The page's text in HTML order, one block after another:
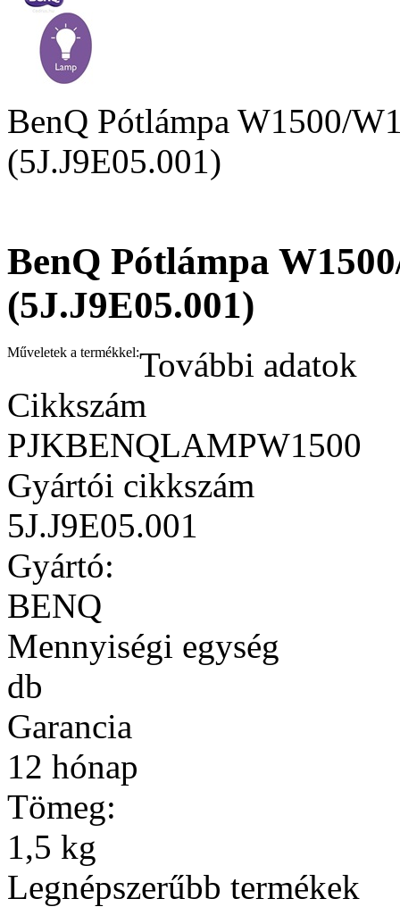
BenQ Pótlámpa W1500/
(5J.J9E05.001)
BenQ Pótlámpa
(5J.J9E05.001)
Műveletek a termékkel:További adatok
Cikkszám
PJKBENQLAMPW1500
Gyártói cikkszám
5J.J9E05.001
Gyártó:
BENQ
Mennyiségi egység
db
Garancia
12 hónap
Tömeg:
1,5 kg
Legnépszerűbb termékek